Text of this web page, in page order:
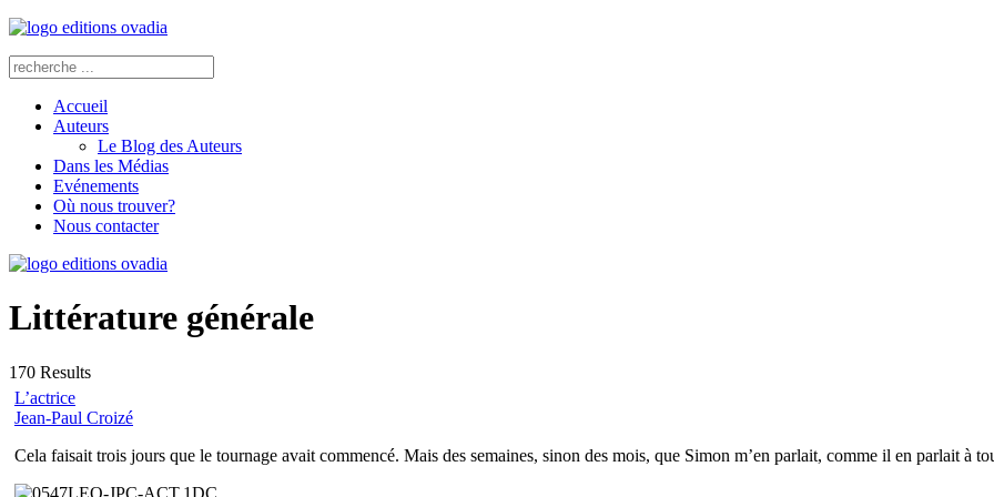
Accueil
Auteurs
Le Blog des Auteurs
Dans les Médias
Evénements
Où nous trouver?
Nous contacter
Littérature générale
170 Results
L’actrice
Jean-Paul Croizé
Cela faisait trois jours que le tournage avait commencé. Mais des semaines, sinon des mois, que Simon m’en parlait, comme il en parlait à